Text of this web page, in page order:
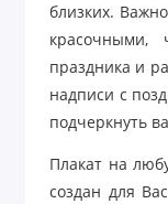
близких.
красочными,
праздника и
надписи с
подчеркнуть
Плакат на
создан для